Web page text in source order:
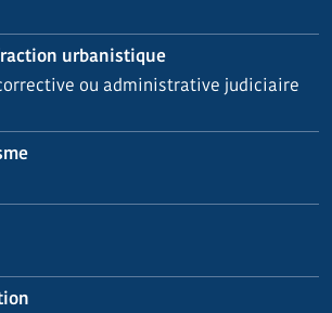
urbanistique
ou administrative judiciaire